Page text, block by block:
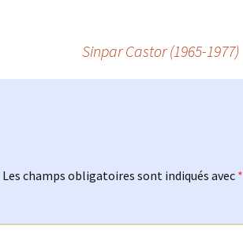
Sinpar Castor (1965-1977)
Les champs obligatoires sont indiqués avec *